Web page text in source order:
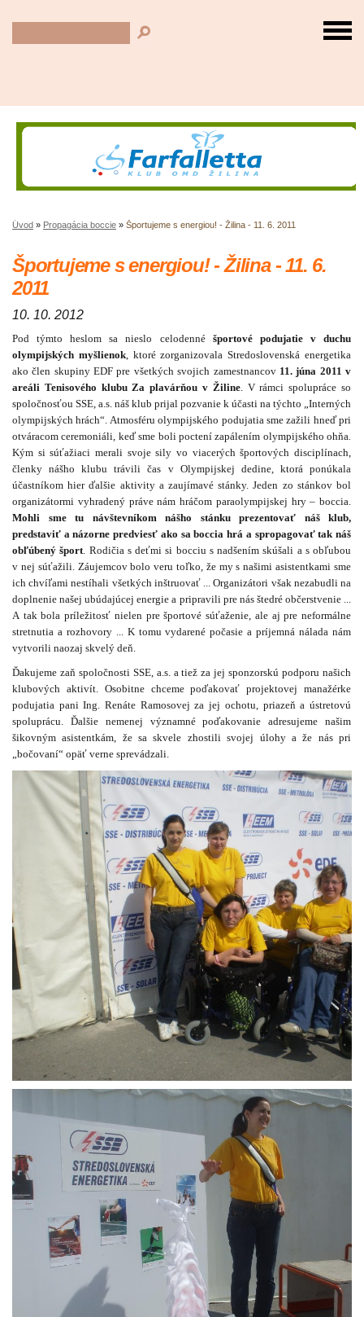
Úvod » Propagácia boccie » Športujeme s energiou! - Žilina - 11. 6. 2011
Športujeme s energiou! - Žilina - 11. 6.
2011
10. 10. 2012
Pod týmto heslom sa nieslo celodenné športové podujatie v duchu
olympijských myšlienok, ktoré zorganizovala Stredoslovenská energetika
ako člen skupiny EDF pre všetkých svojich zamestnancov 11. júna 2011 v
areáli Tenisového klubu Za plavárňou v Žiline. V rámci spolupráce so
spoločnosťou SSE, a.s. náš klub prijal pozvanie k účasti na týchto „Interných
olympijských hrách“. Atmosféru olympijského podujatia sme zažili hneď pri
otváracom ceremoniáli, keď sme boli poctení zapálením olympijského ohňa.
Kým si súťažiaci merali svoje sily vo viacerých športových disciplínach,
členky nášho klubu trávili čas v Olympijskej dedine, ktorá ponúkala
účastníkom hier ďalšie aktivity a zaujímavé stánky. Jeden zo stánkov bol
organizátormi vyhradený práve nám hráčom paraolympijskej hry – boccia.
Mohli sme tu návštevníkom nášho stánku prezentovať náš klub,
predstaviť a názorne predviesť ako sa boccia hrá a spropagovať tak náš
obľúbený šport. Rodičia s deťmi si bocciu s nadšením skúšali a s obľubou
v nej súťažili. Záujemcov bolo veru toľko, že my s našimi asistentkami sme
ich chvíľami nestíhali všetkých inštruovať ... Organizátori však nezabudli na
doplnenie našej ubúdajúcej energie a pripravili pre nás štedré občerstvenie ...
A tak bola príležitosť nielen pre športové súťaženie, ale aj pre neformálne
stretnutia a rozhovory ... K tomu vydarené počasie a príjemná nálada nám
vytvorili naozaj skvelý deň.
Ďakujeme zaň spoločnosti SSE, a.s. a tiež za jej sponzorskú podporu našich
klubových aktivít. Osobitne chceme poďakovať projektovej manažérke
podujatia pani Ing. Renáte Ramosovej za jej ochotu, priazeň a ústretovú
spoluprácu. Ďalšie nemenej významné poďakovanie adresujeme našim
šikovným asistentkám, že sa skvele zhostilisvojej úlohy a že nás pri
„bočovaní“ opäť verne sprevádzali.